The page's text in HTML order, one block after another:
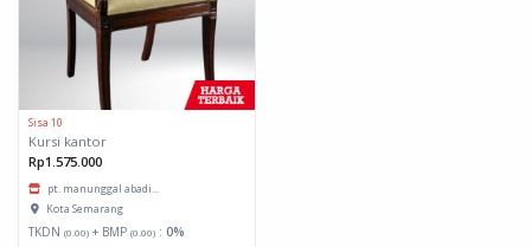
Sisa 10
Kursi kantor
Rp1.575.000
pt. manunggal abadi...
Kota Semarang
TKDN (0.00) + BMP (0.00) : 0%